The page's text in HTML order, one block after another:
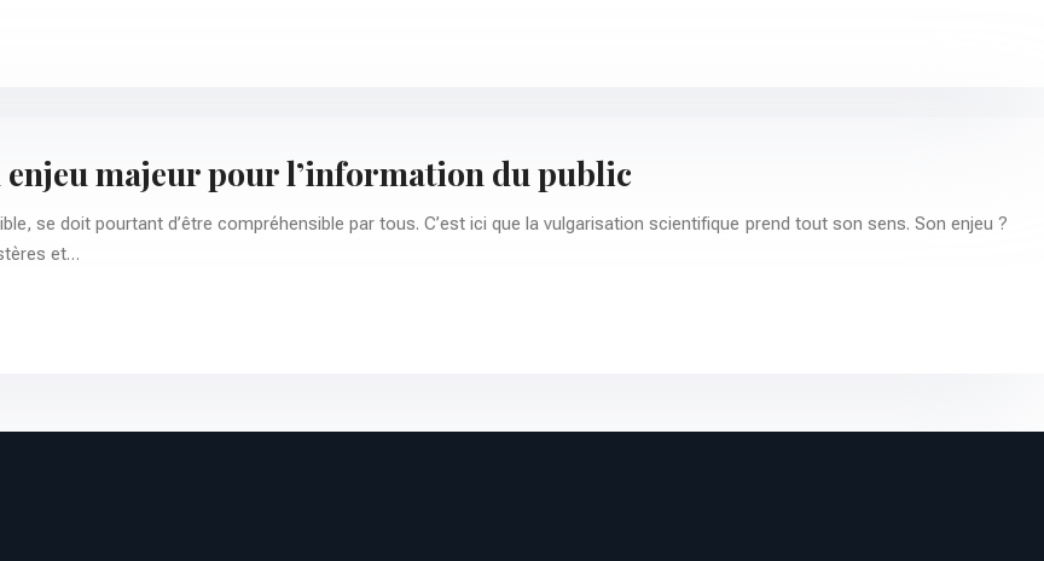
majeur pour l’information du public
se doit pourtant d’être compréhensible par tous. C’est ici que la vulgarisation scientifique prend tout son sens. Son enjeu ?
et…